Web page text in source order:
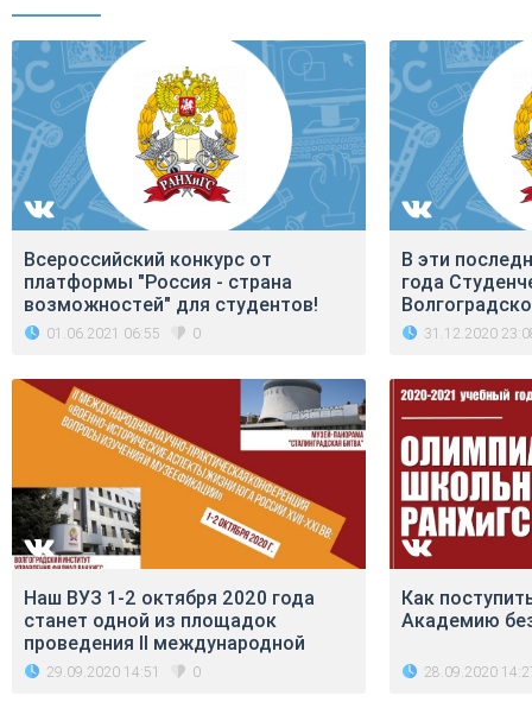
Всероссийский конкурс от
платформы "Россия - страна
возможностей" для студентов!
01.06.2021 06:55 0
В эти
года
31.12.2020
Наш ВУЗ 1-2 октября 2020 года
станет одной из площадок
проведения II международной
29.09.2020 14:51 0
Как
Академию
28.09.2020